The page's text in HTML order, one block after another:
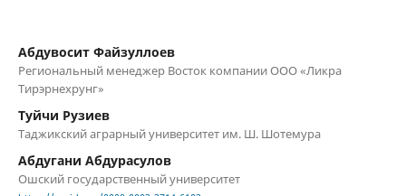
Абдувосит Файзуллоев
Региональный менеджер Восток компании ООО «Ликра
Тирэрнехрунг»
Туйчи Рузиев
Таджикский аграрный университет им. Ш. Шотемура
Абдугани Абдурасулов
Ошский государственный университет